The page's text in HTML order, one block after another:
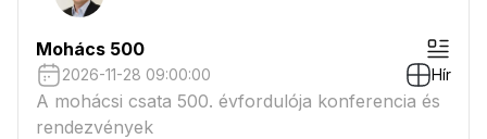
Mohács 500
2026-11-28 09:00:00 Hír
A mohácsi csata 500. évfordulója konferencia és
rendezvények